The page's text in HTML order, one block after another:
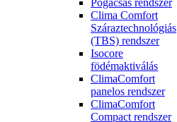
Pogácsás rendszer
Clima Comfort
Száraztechnológiás
(TBS) rendszer
Isocore
födémaktiválás
ClimaComfort
panelos rendszer
ClimaComfort
Compact rendszer